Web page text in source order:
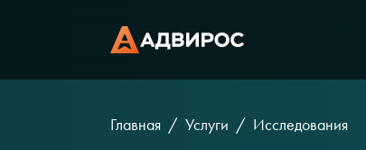
Главная Услуги Исследования